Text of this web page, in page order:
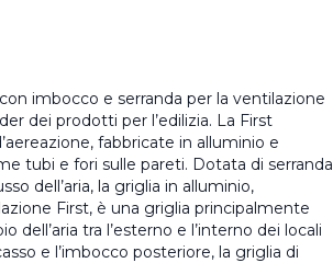
imbocco e serranda per la ventilazione
dei prodotti per l’edilizia. La First
fabbricate in alluminio e
tubi e fori sulle pareti. Dotata di serranda
dell’aria, la griglia in alluminio,
First, è una griglia principalmente
tra l’esterno e l’interno dei locali
e l’imbocco posteriore, la griglia di